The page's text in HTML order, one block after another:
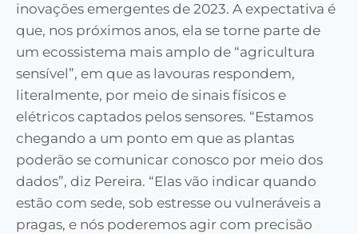
inovações emergentes de 2023. A expectativa é
que, nos próximos anos, ela se torne parte de
um ecossistema mais amplo de “agricultura
sensível”, em que as lavouras respondem,
literalmente, por meio de sinais físicos e
elétricos captados pelos sensores. “Estamos
chegando a um ponto em que as plantas
poderão se comunicar conosco por meio dos
dados”, diz Pereira. “Elas vão indicar quando
estão com sede, sob estresse ou vulneráveis a
pragas, e nós poderemos agir com precisão